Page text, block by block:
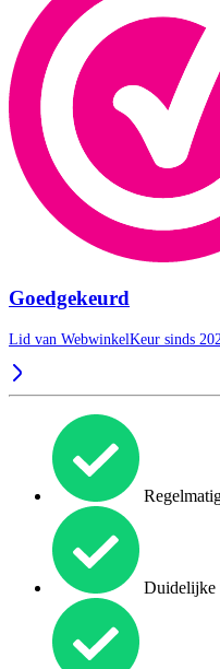
Goedgekeurd
Lid van WebwinkelKeur sinds
Duidelijke